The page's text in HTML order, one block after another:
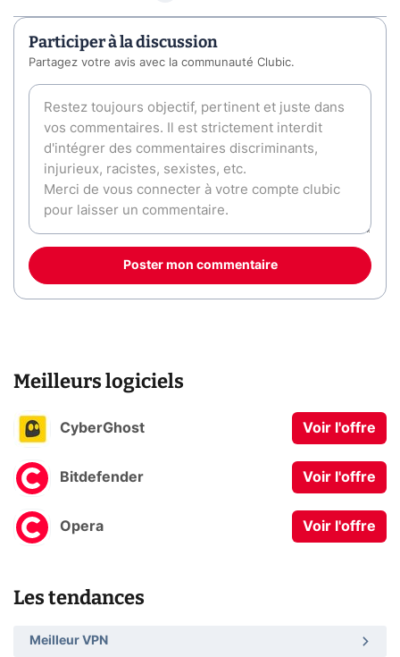
Participer à la discussion
Partagez votre avis avec la communauté Clubic.
Poster mon commentaire
Meilleurs logiciels
CyberGhost Voir l'offre
Bitdefender Voir l'offre
Opera Voir l'offre
Les tendances
Meilleur VPN